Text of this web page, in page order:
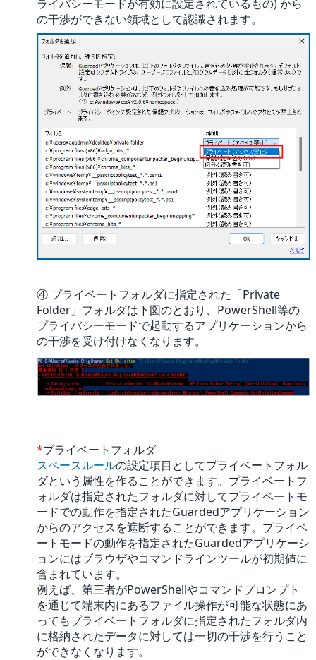
ライバシーモードが有効に設定されているもの) から
の干渉ができない領域として認識されます。
④ プライベートフォルダに指定された「Private
Folder」フォルダは下図のとおり、PowerShell等の
プライバシーモードで起動するアプリケーションから
の干渉を受け付けなくなります。
*プライベートフォルダ
スペースルールの設定項目としてプライベートフォル
ダという属性を作ることができます。プライベートフ
ォルダは指定されたフォルダに対してプライベートモ
ードでの動作を指定されたGuardedアプリケーション
からのアクセスを遮断することができます。プライベ
ートモードの動作を指定されたGuardedアプリケーシ
ョンにはブラウザやコマンドラインツールが初期値に
含まれています。
例えば、第三者がPowerShellやコマンドプロンプト
を通じて端末内にあるファイル操作が可能な状態にあ
ってもプライベートフォルダに指定されたフォルダ内
に格納されたデータに対しては一切の干渉を行うこと
ができなくなります。